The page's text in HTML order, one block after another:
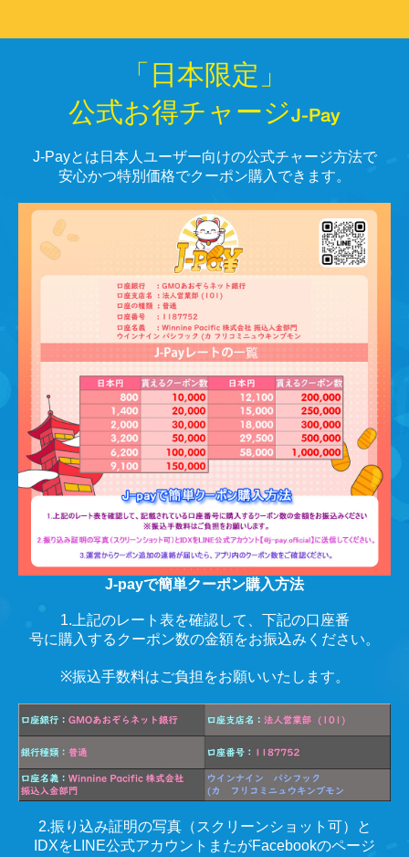
「日本限定」
公式お得チャージJ-Pay
J-Payとは日本人ユーザー向けの公式チャージ方法で
安心かつ特別価格でクーポン購入できます。
J-payで簡単クーポン購入方法
1.上記のレート表を確認して、下記の口座番
号に購入するクーポン数の金額をお振込みください。
※振込手数料はご負担をお願いいたします。
2.振り込み証明の写真（スクリーンショット可）と
IDXをLINE公式アカウントまたがFacebookのページ